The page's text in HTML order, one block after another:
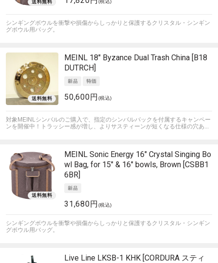
(税込)
シンギングボウルを衝撃や損傷からしっかりと保護するクリスタル・シンギン
グボウル用バッグ。
MEINL 18" Byzance Dual Trash China [B18
DUTRCH]
50,600円 (税込)
対象MEINLシンバルのご購入で、指定のシンバルバックを付属するキャンペー
ンを開催中！
トラッシー感が増し、よりサスティーンが短くなる仕様の穴あ...
MEINL Sonic Energy 16" Crystal Singing Bo
wl Bag, for 15" & 16" bowls, Brown [CSBB1
6BR]
31,680円 (税込)
シンギングボウルを衝撃や損傷からしっかりと保護するクリスタル・シンギン
グボウル用バッグ。
Live Line LKSB-1 KHK [CORDURA スティ